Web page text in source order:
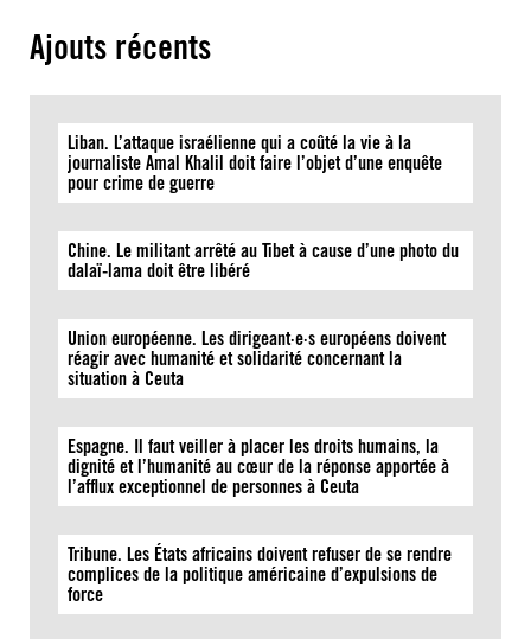
Ajouts récents
Liban. L’attaque israélienne qui a coûté la vie à la
journaliste Amal Khalil doit faire l’objet d’une enquête
pour crime de guerre
Chine. Le militant arrêté au Tibet à cause d’une photo du
dalaï-lama doit être libéré
Union européenne. Les dirigeant·e·s européens doivent
réagir avec humanité et solidarité concernant la
situation à Ceuta
Espagne. Il faut veiller à placer les droits humains, la
dignité et l’humanité au cœur de la réponse apportée à
l’afflux exceptionnel de personnes à Ceuta
Tribune. Les États africains doivent refuser de se rendre
complices de la politique américaine d’expulsions de
force